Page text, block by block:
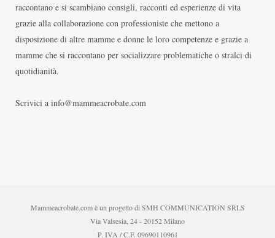
raccontano e si scambiano consigli, racconti ed esperienze di vita
grazie alla collaborazione con professioniste che mettono a
disposizione di altre mamme e donne le loro competenze e grazie a
mamme che si raccontano per socializzare problematiche o stralci di
quotidianità.
Scrivici a info@mammeacrobate.com
Mammeacrobate.com è un progetto di SMH COMMUNICATION SRLS
Via Valsesia, 24 - 20152 Milano
P. IVA / C.F. 09690110961